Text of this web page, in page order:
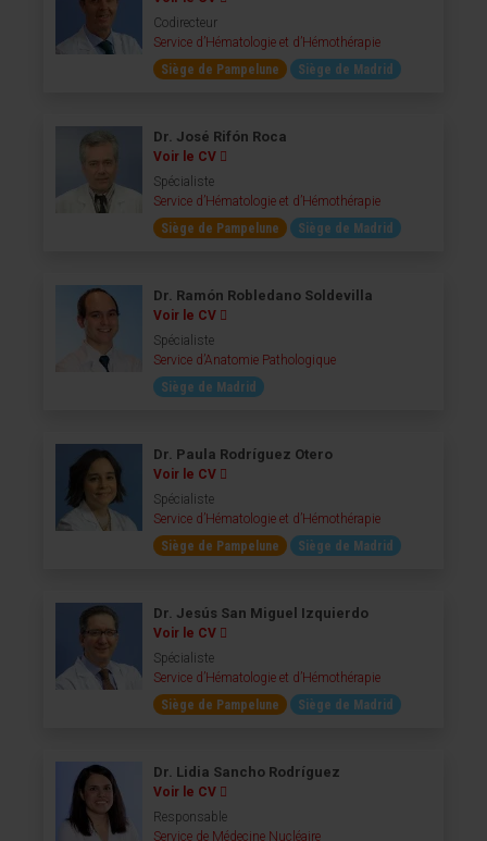
Codirecteur
Service d’Hématologie et d’Hémothérapie
Siège de Pampelune
Siège de Madrid
Dr. José Rifón Roca
Voir le CV
Spécialiste
Service d’Hématologie et d’Hémothérapie
Siège de Pampelune
Siège de Madrid
Dr. Ramón Robledano Soldevilla
Voir le CV
Spécialiste
Service d’Anatomie Pathologique
Siège de Madrid
Dr. Paula Rodríguez Otero
Voir le CV
Spécialiste
Service d’Hématologie et d’Hémothérapie
Siège de Pampelune
Siège de Madrid
Dr. Jesús San Miguel Izquierdo
Voir le CV
Spécialiste
Service d’Hématologie et d’Hémothérapie
Siège de Pampelune
Siège de Madrid
Dr. Lidia Sancho Rodríguez
Voir le CV
Responsable
Service de Médecine Nucléaire